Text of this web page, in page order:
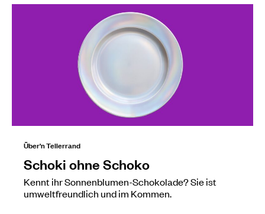
Über'n Tellerrand
Schoki ohne Schoko
Kennt ihr Sonnenblumen-Schokolade? Sie ist
umweltfreundlich und im Kommen.